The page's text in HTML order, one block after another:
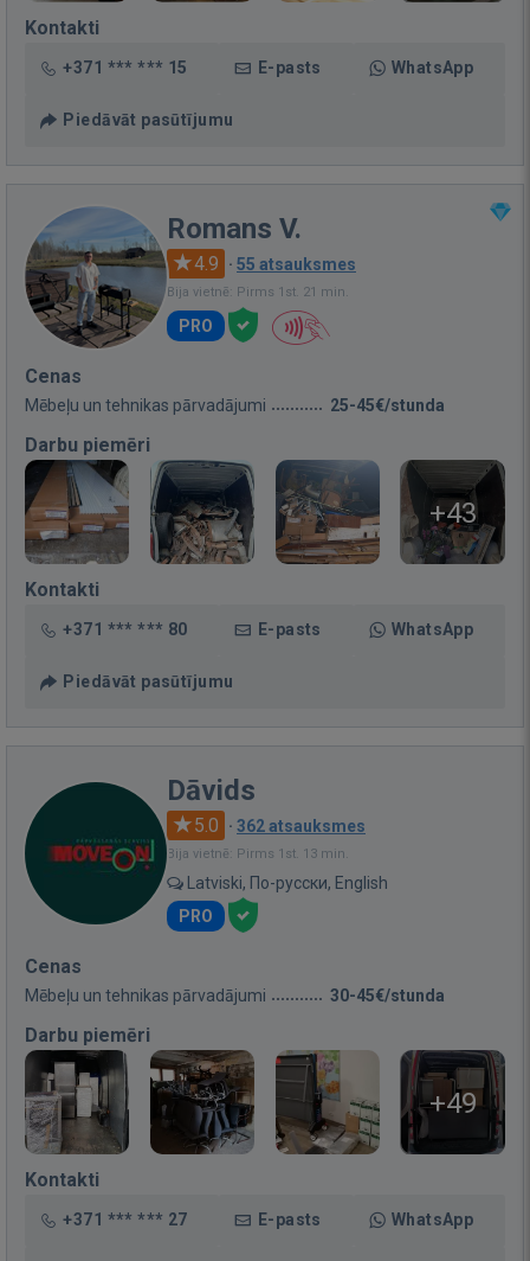
Kontakti
+371 *** *** 15 E-pasts WhatsApp
Piedāvāt pasūtījumu
Romans V.
4.9 · 55 atsauksmes
Bija vietnē: Pirms 1st. 21 min.
PRO
Cenas
Mēbeļu un tehnikas pārvadājumi 25-45€/stunda
Darbu piemēri
+43
Kontakti
+371 *** *** 80 E-pasts WhatsApp
Piedāvāt pasūtījumu
Dāvids
5.0 · 362 atsauksmes
Bija vietnē: Pirms 1st. 13 min.
Latviski, По-русски, English
PRO
Cenas
Mēbeļu un tehnikas pārvadājumi 30-45€/stunda
Darbu piemēri
+49
Kontakti
+371 *** *** 27 E-pasts WhatsApp